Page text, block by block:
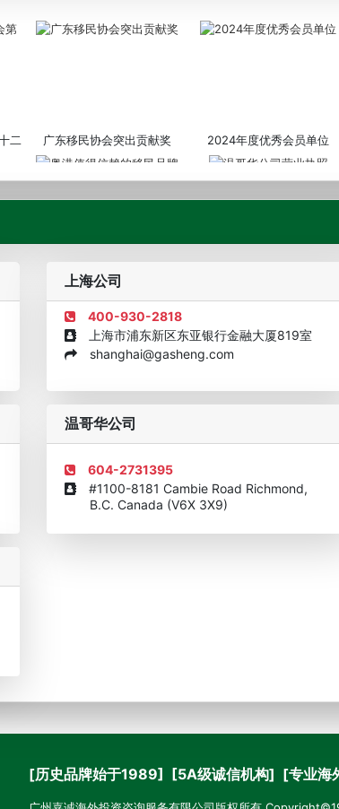
二 广东移民协会突出贡献奖 2024年度优秀会员单位
粤港值得信赖的移民品牌
欧美澳年度表现移民团队 美国投资移民中介机构30强
上海公司
400-930-2818
上海市浦东新区东亚银行金融大厦819室
shanghai@gasheng.com
温哥华公司
604-2731395
#1100-8181 Cambie Road Richmond,
B.C. Canada (V6X 3X9)
[历史品牌始于1989] [5A级诚信机构] [专业海